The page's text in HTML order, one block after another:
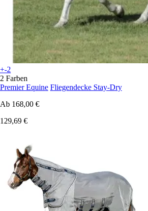
+-2
2 Farben
Premier Equine Fliegendecke Stay-Dry
Ab 168,00 €
129,69 €